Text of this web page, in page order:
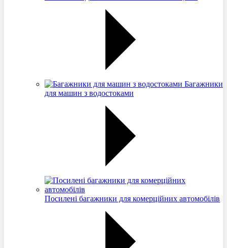
Багажники
для машин з водостоками
Посилені багажники для комерційних автомобілів